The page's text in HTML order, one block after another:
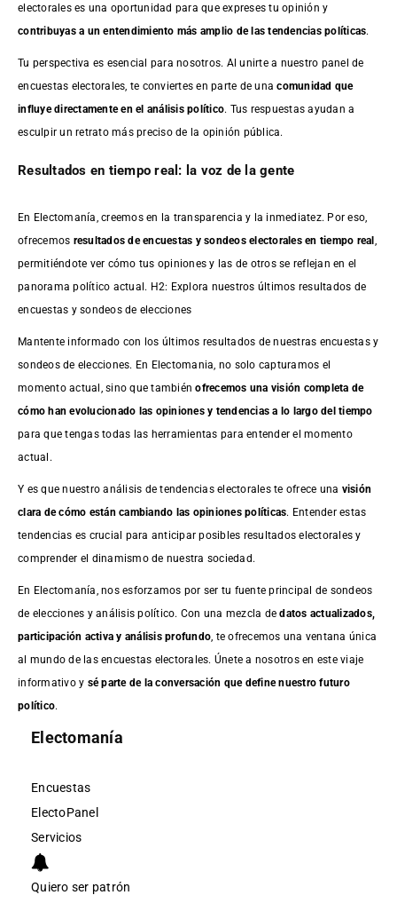
electorales es una oportunidad para que expreses tu opinión y
contribuyas a un entendimiento más amplio de las tendencias políticas.
Tu perspectiva es esencial para nosotros. Al unirte a nuestro panel de
encuestas electorales, te conviertes en parte de unacomunidad que
influye directamente en el análisis político. Tus respuestas ayudan a
esculpir un retrato más preciso de la opinión pública.
Resultados en tiempo real: la voz de la gente
En Electomanía, creemos en la transparencia y la inmediatez. Por eso,
ofrecemos resultados deencuestas y sondeos electorales en tiempo real
permitiéndote ver cómo tus opiniones y las de otros se reflejan en el
panorama político actual. H2: Explora nuestros últimos resultados de
encuestas y sondeos de elecciones
Mantente informado con los últimos resultados de nuestras encuestasy
sondeos de elecciones. En Electomania, no solo capturamos el
momento actual, sino que tambiénofrecemos una visión completa de
cómo han evolucionado las opiniones y tendencias a lo largo del tiempo
para que tengas todas las herramientas para entender el momento
actual.
Y es que nuestro análisis de tendencias electorales te ofrece una visión
clara de cómo están cambiando las opiniones políticas. Entender estas
tendencias es crucial para anticipar posibles resultados electorales y
comprender el dinamismo de nuestra sociedad.
En Electomanía, nos esforzamos por ser tu fuente principal de sondeos
de elecciones y análisis político. Con una mezcla dedatos actualizados,
participación activa y análisis profundo , te ofrecemos una ventana única
al mundo de las encuestas electorales. Únete a nosotros en este viaje
informativo y sé parte de la conversación que define nuestro futuro
político.
Electomanía
Encuestas
ElectoPanel
Servicios
Quiero ser patrón